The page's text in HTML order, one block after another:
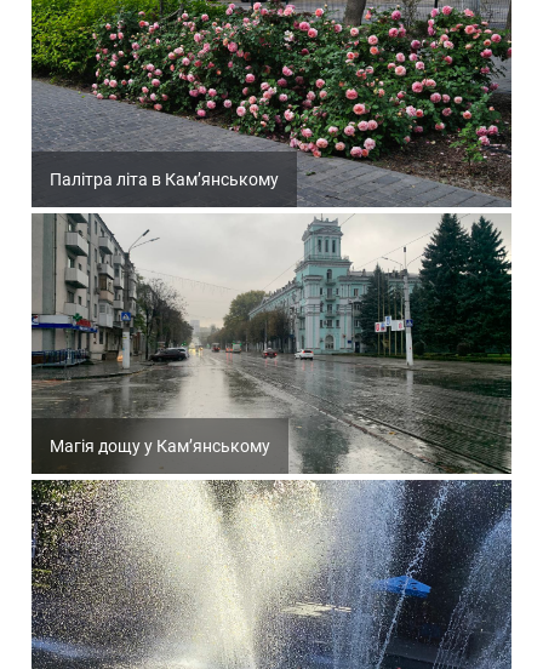
Палітра літа в Кам’янському
Магія дощу у Кам’янському